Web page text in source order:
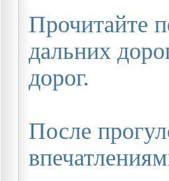
Прочитайте
дальних
дорог.
После